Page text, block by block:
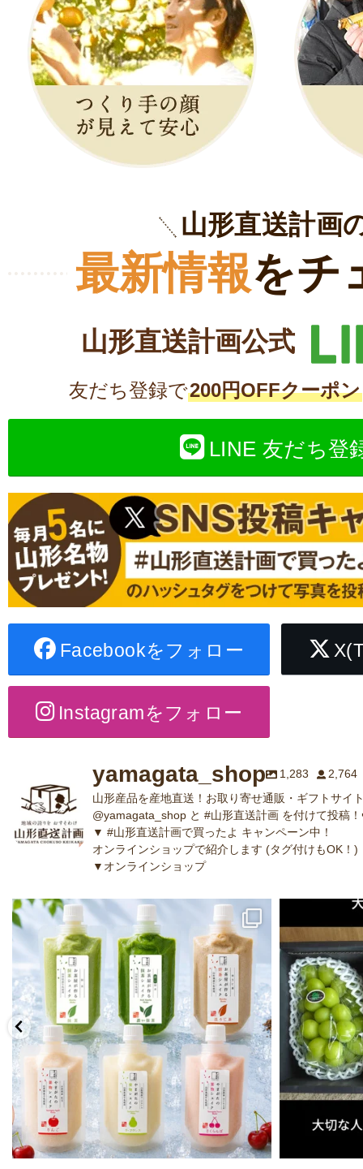
山形直送計画
最新情報をチ
山形直送計画公式
友だち登録で200円OFFクーポン
LINE 友だち登
Facebookをフォロー
Instagramをフォロー
yamagata_shop 1,283
2,764
山形産品を産地直送！お取り寄せ通販・ギフトサイ
@yamagata_shop と #山形直送計画 を付けて投稿
▼ #山形直送計画で買ったよ キャンペーン中！
オンラインショップで紹介します (タグ付けもOK！)
▼オンラインショップ